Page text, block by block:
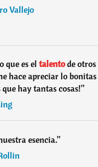
Vallejo
que es el talentode otros
hace apreciar lo bonitas
que hay tantas cosas!”
esencia.”